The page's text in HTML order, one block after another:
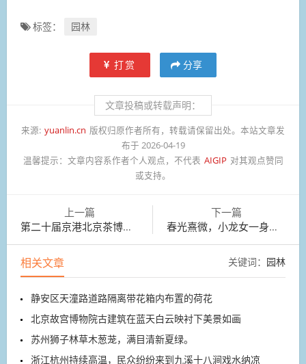
标签： 园林
打赏 分享
文章投稿或转载声明：
来源: yuanlin.cn 版权归原作者所有，转载请保留出处。本站文章发
布于 2026-04-19
温馨提示： 文章内容系作者个人观点，不代表 AIGIP 对其观点赞同
或支持。
上一篇
第二十届京港北京茶博会在全国农业展览馆开幕
下一篇
春光熹微，小龙女一身素雅，静享阅读时光
相关文章 关键词： 园林
静安区天潼路道路隔离带花箱内布置的荷花
北京故宫博物院古建筑在蓝天白云映衬下美景如画
苏州狮子林草木葱茏，满目清新夏绿。
浙江杭州持续高温，民众纷纷来到九溪十八涧戏水纳凉